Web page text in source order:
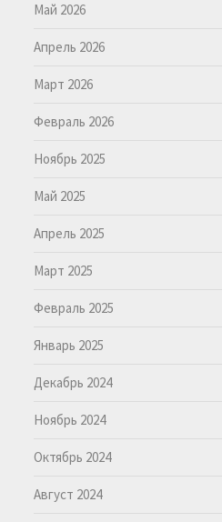
Май 2026
Апрель 2026
Март 2026
Февраль 2026
Ноябрь 2025
Май 2025
Апрель 2025
Март 2025
Февраль 2025
Январь 2025
Декабрь 2024
Ноябрь 2024
Октябрь 2024
Август 2024